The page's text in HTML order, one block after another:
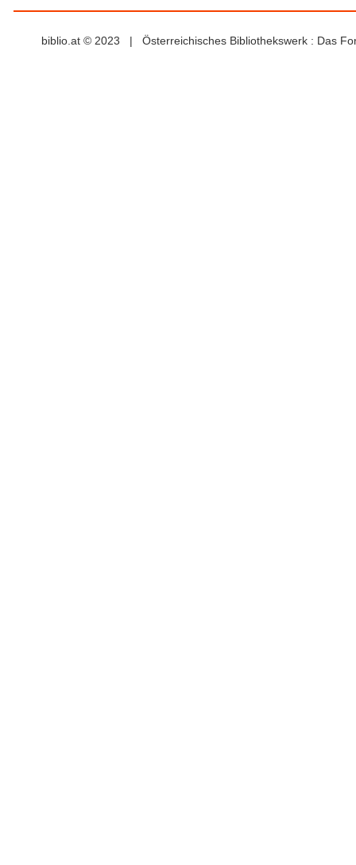
biblio.at © 2023 | Österreichisches Bibliothekswerk : Das